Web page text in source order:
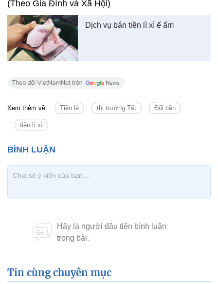
(Theo Gia Đình và Xã Hội)
Dịch vụ bán tiền lì xì ế ẩm
Xem thêm về: Tiền lẻ thị trường Tết Đổi tiền
tiền lì xì
Tin cùng chuyên mục